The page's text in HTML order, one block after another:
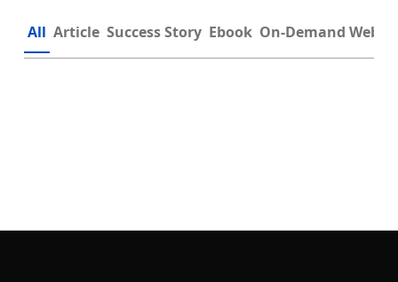
All Article Success Story Ebook On-Demand